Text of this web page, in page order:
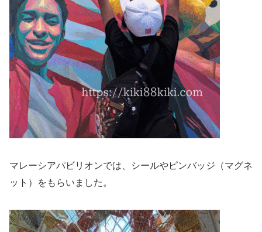
マレーシアパビリオンでは、シールやピンバッジ（マグネ
ット）をもらいました。